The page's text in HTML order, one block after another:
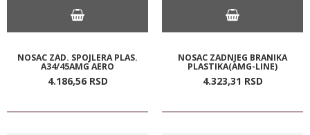
NOSAC ZAD. SPOJLERA PLAS.
A34/45AMG AERO
4.186,56 RSD
NOSAC ZADNJEG BRANIKA
PLASTIKA(AMG-LINE)
4.323,31 RSD